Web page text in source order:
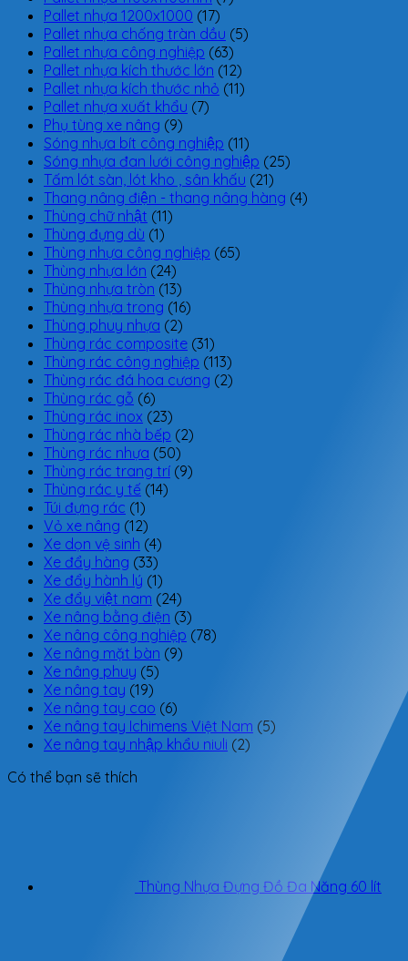
Pallet nhựa 1200x1000 (17)
Pallet nhựa chống tràn dầu (5)
Pallet nhựa công nghiệp (63)
Pallet nhựa kích thước lớn (12)
Pallet nhựa kích thước nhỏ (11)
Pallet nhựa xuất khẩu (7)
Phụ tùng xe nâng (9)
Sóng nhựa bít công nghiệp (11)
Sóng nhựa đan lưới công nghiệp (25)
Tấm lót sàn, lót kho , sân khấu (21)
Thang nâng điện - thang nâng hàng (4)
Thùng chữ nhật (11)
Thùng đựng dù (1)
Thùng nhựa công nghiệp (65)
Thùng nhựa lớn (24)
Thùng nhựa tròn (13)
Thùng nhựa trong (16)
Thùng phuy nhựa (2)
Thùng rác composite (31)
Thùng rác công nghiệp (113)
Thùng rác đá hoa cương (2)
Thùng rác gỗ (6)
Thùng rác inox (23)
Thùng rác nhà bếp (2)
Thùng rác nhựa (50)
Thùng rác trang trí (9)
Thùng rác y tế (14)
Túi đựng rác (1)
Vỏ xe nâng (12)
Xe dọn vệ sinh (4)
Xe đẩy hàng (33)
Xe đẩy hành lý (1)
Xe đẩy việt nam (24)
Xe nâng bằng điện (3)
Xe nâng công nghiệp (78)
Xe nâng mặt bàn (9)
Xe nâng phuy (5)
Xe nâng tay (19)
Xe nâng tay cao (6)
Xe nâng tay Ichimens Việt Nam (5)
Xe nâng tay nhập khẩu niuli (2)
Có thể bạn sẽ thích
Thùng Nhựa Đựng Đồ Đa Năng 60 lít